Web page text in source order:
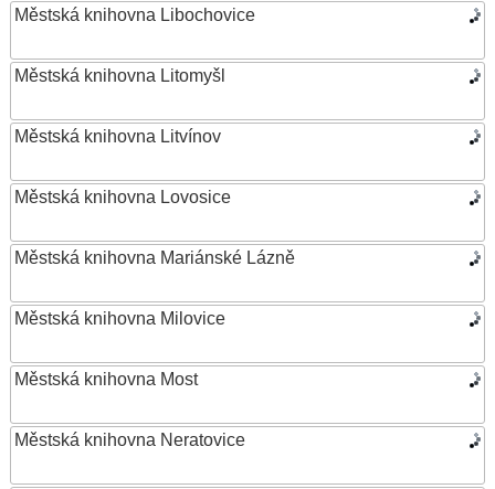
Městská knihovna Libochovice
Městská knihovna Litomyšl
Městská knihovna Litvínov
Městská knihovna Lovosice
Městská knihovna Mariánské Lázně
Městská knihovna Milovice
Městská knihovna Most
Městská knihovna Neratovice